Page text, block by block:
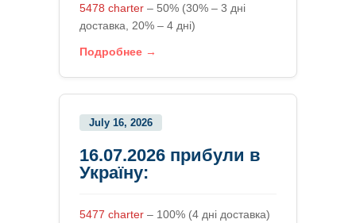
5478 charter – 50% (30% – 3 дні
доставка, 20% – 4 дні)
Подробнее →
July 16, 2026
16.07.2026 прибули в
Україну:
5477 charter – 100% (4 дні доставка)